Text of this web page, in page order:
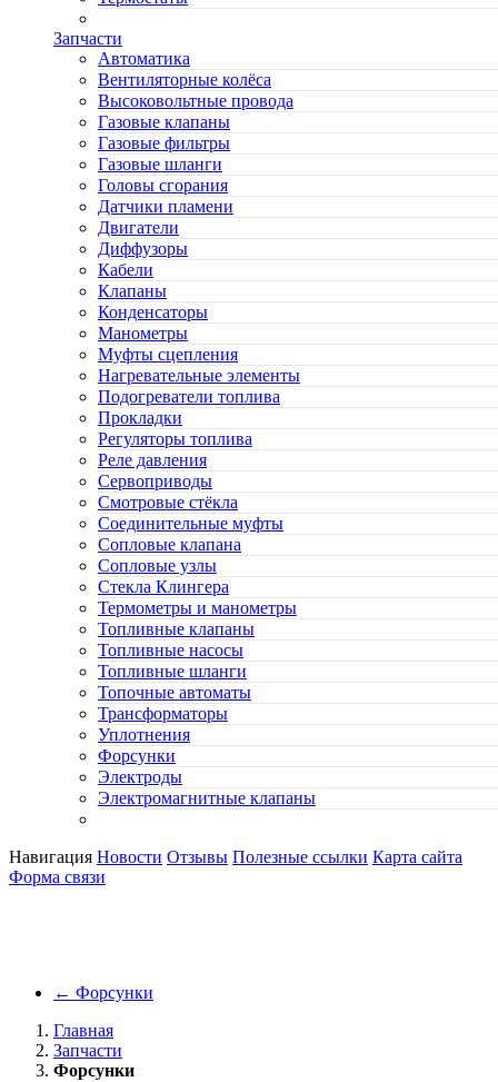
Запчасти
Автоматика
Вентиляторные колёса
Высоковольтные провода
Газовые клапаны
Газовые фильтры
Газовые шланги
Головы сгорания
Датчики пламени
Двигатели
Диффузоры
Кабели
Клапаны
Конденсаторы
Манометры
Муфты сцепления
Нагревательные элементы
Подогреватели топлива
Прокладки
Регуляторы топлива
Реле давления
Сервоприводы
Смотровые стёкла
Соединительные муфты
Сопловые клапана
Сопловые узлы
Стекла Клингера
Термометры и манометры
Топливные клапаны
Топливные насосы
Топливные шланги
Топочные автоматы
Трансформаторы
Уплотнения
Форсунки
Электроды
Электромагнитные клапаны
Навигация Новости Отзывы Полезные ссылки Карта сайта
Форма связи
← Форсунки
Главная
Запчасти
Форсунки